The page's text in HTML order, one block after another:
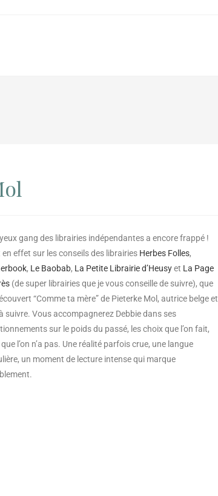
gang des librairies indépendantes a encore frappé !
en effet sur les conseils des librairiesHerbes Folles,
, Le Baobab, La Petite Librairie d’Heusyet La Page
(de super librairies que je vous conseille de suivre), que
“Comme ta mère” de Pieterke Mol, autrice belge et
suivre. Vous accompagnerez Debbie dans ses
sur le poids du passé, les choix que l’on fait,
l’on n’a pas. Une réalité parfois crue, une langue
un moment de lecture intense qui marque